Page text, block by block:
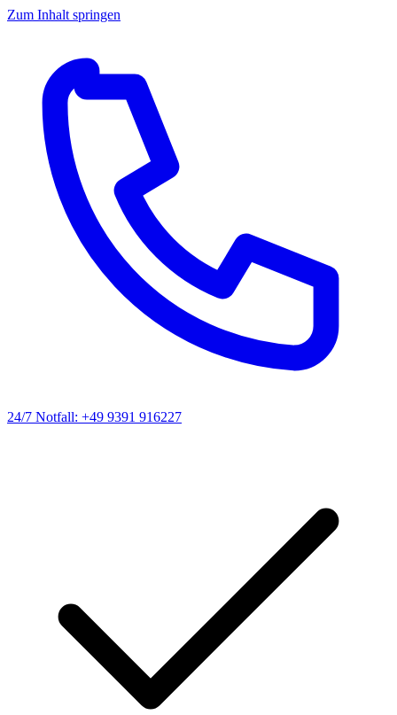
Zum Inhalt springen
24/7 Notfall: +49 9391 916227